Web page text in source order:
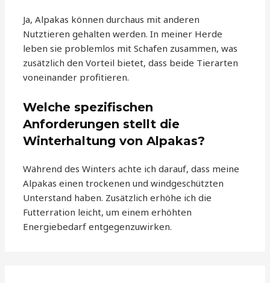
Ja, Alpakas können durchaus mit anderen
Nutztieren gehalten werden. In meiner Herde
leben sie problemlos mit Schafen zusammen, was
zusätzlich den Vorteil bietet, dass beide Tierarten
voneinander profitieren.
Welche spezifischen
Anforderungen stellt die
Winterhaltung von Alpakas?
Während des Winters achte ich darauf, dass meine
Alpakas einen trockenen und windgeschützten
Unterstand haben. Zusätzlich erhöhe ich die
Futterration leicht, um einem erhöhten
Energiebedarf entgegenzuwirken.